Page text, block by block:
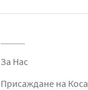
За Нас
Присаждане на Коса